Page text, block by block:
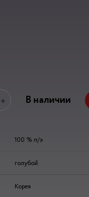
+ В наличии
100 % п/э
голубой
Корея